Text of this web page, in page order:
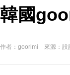
韓國
作者：goorimi 來源：